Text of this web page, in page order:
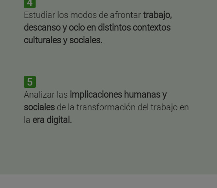
Estudiar los modos de afrontartrabajo,
descanso y ocio en distintos contextos
culturales y sociales.
Analizar las implicaciones humanas y
sociales de la transformación del trabajo en
la era digital.